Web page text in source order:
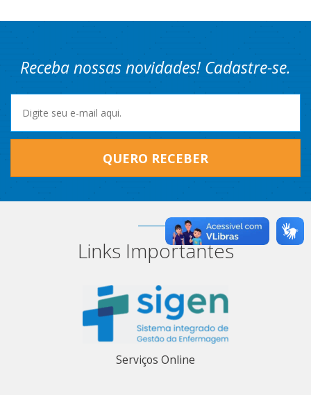
Receba nossas novidades! Cadastre-se.
QUERO RECEBER
Links Importantes
Serviços Online